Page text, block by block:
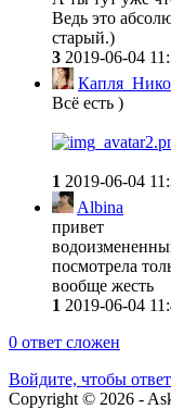
Ведь это
старый.)
3 2019-06-04
Всё есть )
1 2019-06-04
Albina
привет
посмотрела
вообще жесть
1 2019-06-04
0 ответ сложен
Войдите, чтобы
Copyright © 2026 -